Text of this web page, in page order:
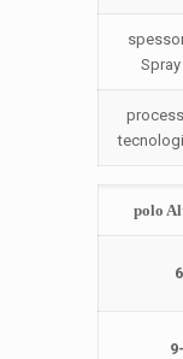
Spray
polo